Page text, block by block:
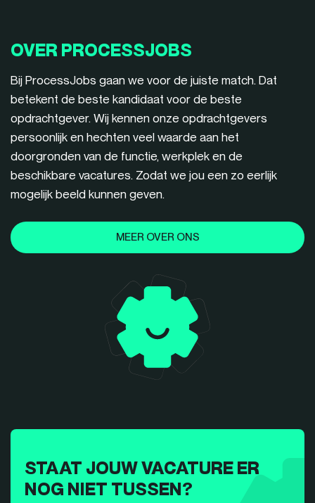
OVER PROCESSJOBS
Bij ProcessJobs gaan we voor de juiste match. Dat
betekent de beste kandidaat voor de beste
opdrachtgever. Wij kennen onze opdrachtgevers
persoonlijk en hechten veel waarde aan het
doorgronden van de functie, werkplek en de
beschikbare vacatures. Zodat we jou een zo eerlijk
mogelijk beeld kunnen geven.
MEER OVER ONS
STAAT JOUW VACATURE ER
NOG NIET TUSSEN?